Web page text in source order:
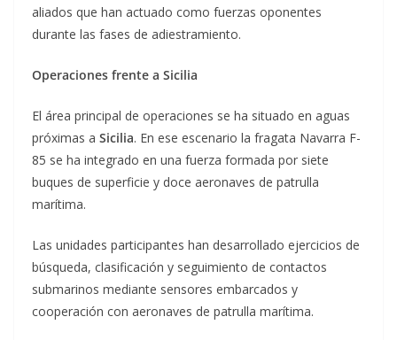
aliados que han actuado como fuerzas oponentes
durante las fases de adiestramiento.
Operaciones frente a Sicilia
El área principal de operaciones se ha situado en aguas
próximas a Sicilia. En ese escenario la fragata Navarra F-
85 se ha integrado en una fuerza formada por siete
buques de superficie y doce aeronaves de patrulla
marítima.
Las unidades participantes han desarrollado ejercicios de
búsqueda, clasificación y seguimiento de contactos
submarinos mediante sensores embarcados y
cooperación con aeronaves de patrulla marítima.